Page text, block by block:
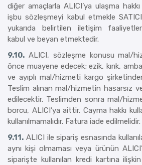
diğer amaçlarla ALICI’ya ulaşma
işbu sözleşmeyi kabul etmekle
yukarıda belirtilen iletişim
kabul ve beyan etmektedir.
9.10. ALICI, sözleşme konusu mal/
önce muayene edecek; ezik, kırık,
ve ayıplı mal/hizmeti kargo
Teslim alınan mal/hizmetin hasarsız
edilecektir. Teslimden sonra mal/
borcu, ALICI’ya aittir. Cayma hakkı
kullanılmamalıdır. Fatura iade edilmelidir.
9.11. ALICI ile sipariş esnasında
aynı kişi olmaması veya ürünün
siparişte kullanılan kredi kartına